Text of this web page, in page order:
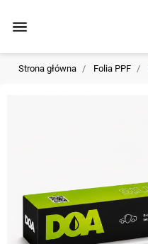
menu
Strona główna Folia PPF